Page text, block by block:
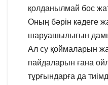
қолданылмай бос
Оның бәрін кәдеге
шаруашылығын
Ал су қоймаларын
пайдаларын ғана
тұрғындарға да